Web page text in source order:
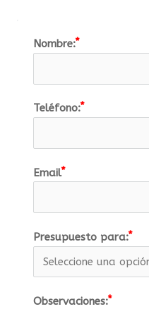
Nombre:
Teléfono:
Email
Presupuesto para:
Observaciones: